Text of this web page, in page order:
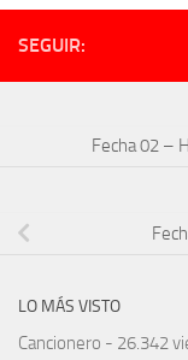
SEGUIR:
Fecha 02 –
LO MÁS VISTO
Cancionero - 26.342